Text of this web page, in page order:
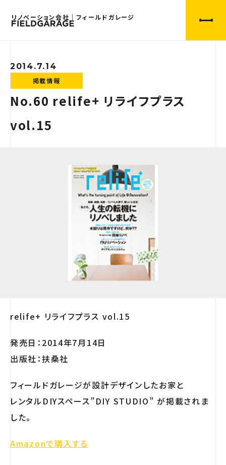
リノベーション会社｜フィールドガレージ
掲載情報
2014.7.14
No.60 relife+ リライフプラス
vol.15
relife+ リライフプラス vol.15
発売日：2014年7月14日
出版社：扶桑社
フィールドガレージが設計デザインしたお家と
レンタルDIYスペース”DIY STUDIO” が掲載されま
した。
Amazonで購入する